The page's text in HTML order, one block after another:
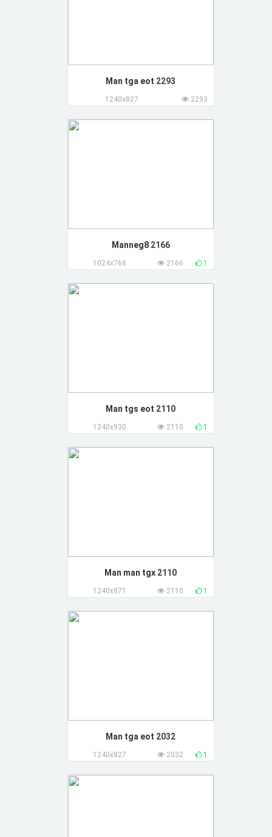
Man tga eot 2293
1240x827 2293
Manneg8 2166
1024x768 1
2166
Man tgs eot 2110
1240x930 1
2110
Man man tgx 2110
1240x871 1
2110
Man tga eot 2032
1240x827 1
2032